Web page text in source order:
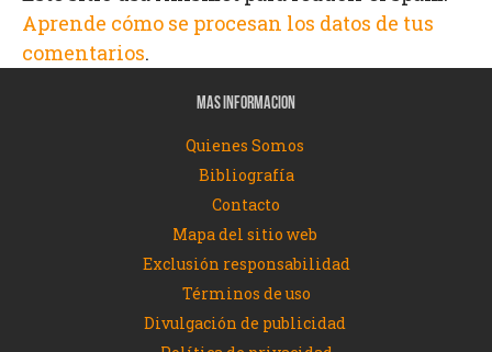
Aprende cómo se procesan los datos de tus
comentarios.
MAS INFORMACION
Quienes Somos
Bibliografía
Contacto
Mapa del sitio web
Exclusión responsabilidad
Términos de uso
Divulgación de publicidad